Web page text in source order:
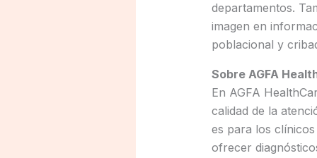
departamentos.
imagen en
poblacional y
Sobre AGFA
En AGFA
calidad de la
es para los
ofrecer